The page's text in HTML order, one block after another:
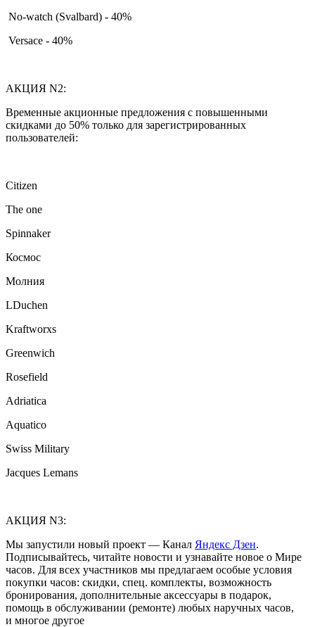
No-watch (Svalbard) - 40%
Versace - 40%
АКЦИЯ N2:
Временные акционные предложения с повышенными
скидками до 50% только для зарегистрированных
пользователей:
Citizen
The one
Spinnaker
Космос
Молния
LDuchen
Kraftworxs
Greenwich
Rosefield
Adriatica
Aquatico
Swiss Military
Jacques Lemans
АКЦИЯ N3:
Мы запустили новый проект — Канал Яндекс Дзен.
Подписывайтесь, читайте новости и узнавайте новое о Мире
часов. Для всех участников мы предлагаем особые условия
покупки часов: скидки, спец. комплекты, возможность
бронирования, дополнительные аксессуары в подарок,
помощь в обслуживании (ремонте) любых наручных часов,
и многое другое